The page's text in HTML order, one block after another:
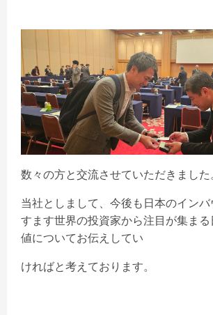
数々の方と交流させていただきました。
当社としまして、今後も日本のインバ
すます世界の投資家から注目が集ま
値についてお伝えしてい
ければと考えております。